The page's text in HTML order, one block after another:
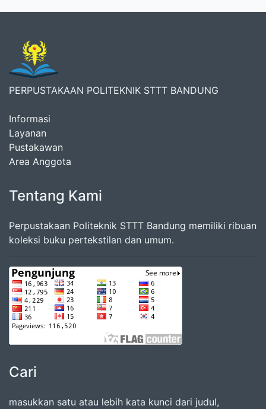
PERPUSTAKAAN POLITEKNIK STTT BANDUNG
Informasi
Layanan
Pustakawan
Area Anggota
Tentang Kami
Perpustakaan Politeknik STTT Bandung memiliki ribuan
koleksi buku pertekstilan dan umum.
Cari
masukkan satu atau lebih kata kunci dari judul,